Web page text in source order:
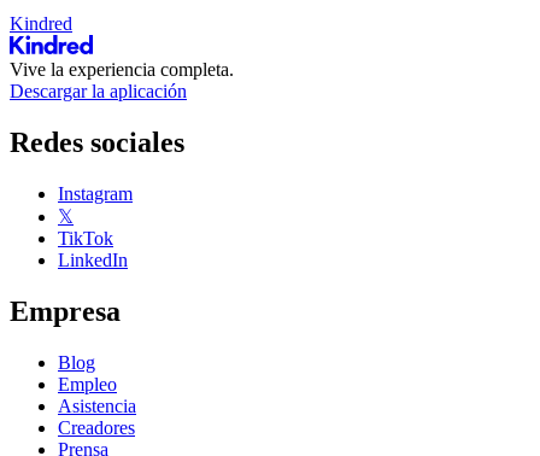
Kindred
Vive la experiencia completa.
Descargar la aplicación
Redes sociales
Instagram
𝕏
TikTok
LinkedIn
Empresa
Blog
Empleo
Asistencia
Creadores
Prensa